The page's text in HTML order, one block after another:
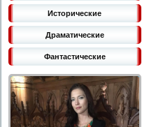
Исторические
Драматические
Фантастические